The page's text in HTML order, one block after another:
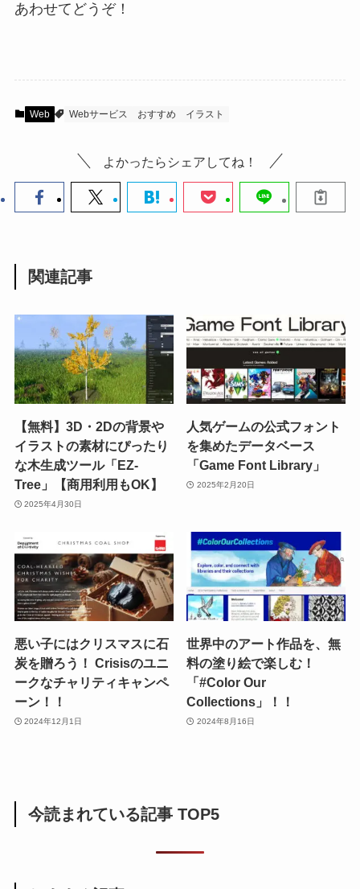
あわせてどうぞ！
Web Webサービス おすすめ イラスト
よかったらシェアしてね！
関連記事
【無料】3D・2Dの背景や
イラストの素材にぴったり
な木生成ツール「EZ-
Tree」【商用利用もOK】
2025年4月30日
人気ゲームの公式フォント
を集めたデータベース
「Game Font Library」
2025年2月20日
悪い子にはクリスマスに石
炭を贈ろう！ Crisisのユニ
ークなチャリティキャンペ
ーン！！
2024年12月1日
世界中のアート作品を、無
料の塗り絵で楽しむ！
「#Color Our
Collections」！！
2024年8月16日
今読まれている記事 TOP5